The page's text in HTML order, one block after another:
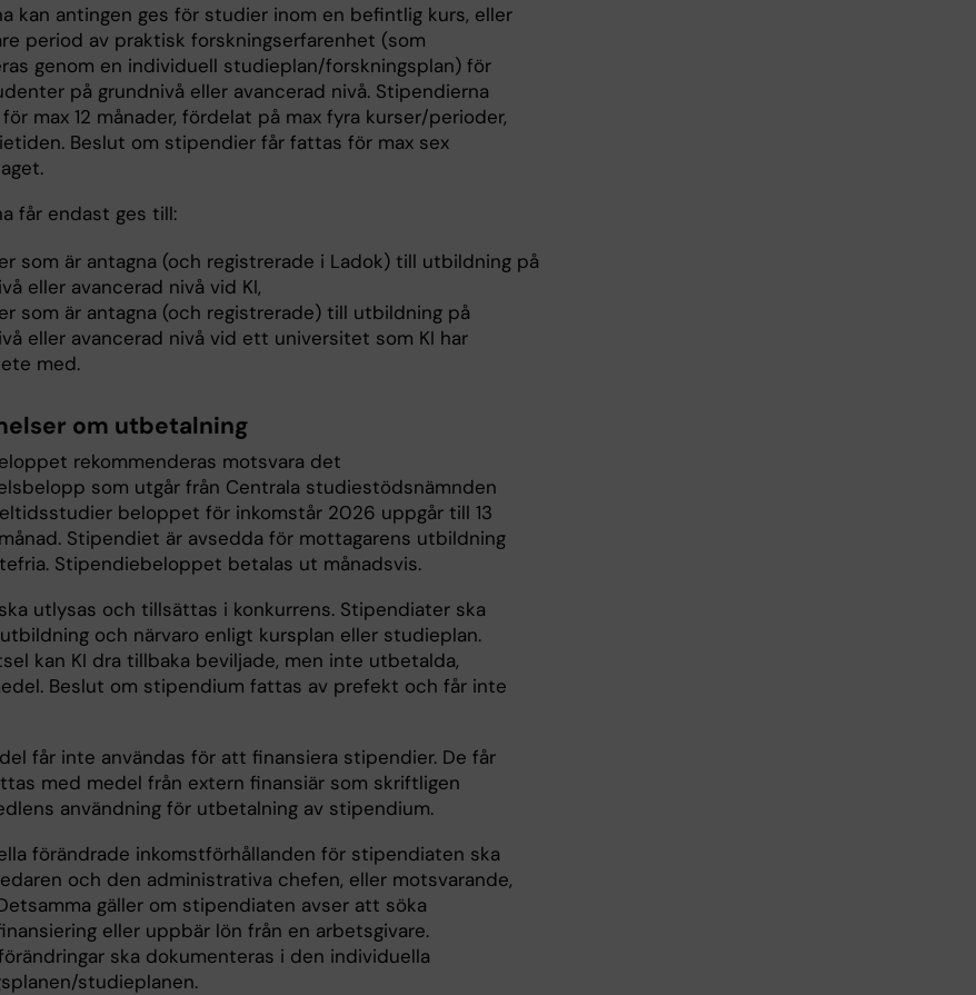
kan antingen ges för studier inom en befintlig kurs, eller
period av praktisk forskningserfarenhet (som
genom en individuell studieplan/forskningsplan) för
på grundnivå eller avancerad nivå. Stipendierna
max 12 månader, fördelat på max fyra kurser/perioder,
Beslut om stipendier får fattas för max sex
får endast ges till:
som är antagna (och registrerade i Ladok) till utbildning på
eller avancerad nivå vid KI,
som är antagna (och registrerade) till utbildning på
eller avancerad nivå vid ett universitet som KI har
med.
om utbetalning
rekommenderas motsvara det
som utgår från Centrala studiestödsnämnden
beloppet för inkomstår 2026 uppgår till 13
Stipendiet är avsedda för mottagarens utbildning
Stipendiebeloppet betalas ut månadsvis.
utlysas och tillsättas i konkurrens. Stipendiater ska
och närvaro enligt kursplan eller studieplan.
kan KI dra tillbaka beviljade, men inte utbetalda,
Beslut om stipendium fattas av prefekt och får inte
får inte användas för att finansiera stipendier. De får
med medel från extern finansiär som skriftligen
användning för utbetalning av stipendium.
förändrade inkomstförhållanden för stipendiaten ska
och den administrativa chefen, eller motsvarande,
gäller om stipendiaten avser att söka
eller uppbär lön från en arbetsgivare.
ska dokumenteras i den individuella
studieplanen.